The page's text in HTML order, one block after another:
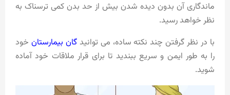
ماندگاری آن بدون دیده شدن بیش از حد بدن کمی ترسناک به
نظر خواهد رسید.
با در نظر گرفتن چند نکته ساده، می توانیدگان بیمارستان خود
را به طور ایمن و سریع ببندید تا برای قرار ملاقات خود آماده
شوید.